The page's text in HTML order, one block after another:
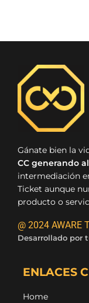
Gánate bien la
CC generando
intermediación
Ticket aunque
producto o
@ 2024 AWARE
Desarrollado por
ENLACES
Home